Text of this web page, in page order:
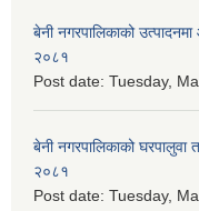
बेनी नगरपालिकाको
२०८१
Post date: Tuesday,
बेनी नगरपालिकाको घरपालुवा
२०८१
Post date: Tuesday,